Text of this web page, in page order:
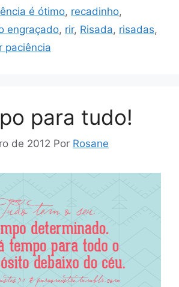
é ótimo, recadinho,
engraçado, rir, Risada, risadas,
paciência
para tudo!
de 2012 Por Rosane